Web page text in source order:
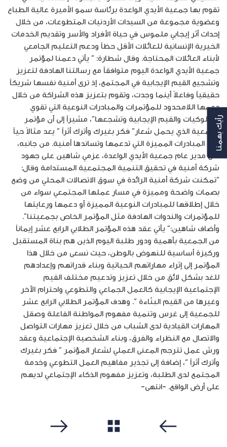
تقوم بها جمعية الأيدي الواعدة برئاسة سمو الأميرة عالية الطباع
وعضوية مجموعة من السيدات الأردنيات المتطوعات، من خلال
إحداث أثر إيجابي ملموس في حياة الأفراد والأسر وتقديم الخدمات
الخيرية الإنسانية للعائلات الأقل حظاً ودعم التعليم الجامعي
لأبناء العائلات المحتاجة. وقال شطارة: ” يأتي دعمنا لمؤتمر
جمعية الأيدي الواعدة اليوم متوافقاً مع رسالتنا الهادفة لتعزيز
وتشجيع القيم الإيجابية في المجتمع، إذ ترى أمنية نفسها شريكاً
حقيقياً وفاعلاً أينما وجدت، وتقوم بتعزيز هذه الشراكة من خلال
دعمها اللامحدود للمؤتمرات والمبادرات النوعية التي تقوي
السلوكيات والقيم الإيجابية وتشجعها”، مشيراً إلى أن مؤتمر
الجمعية الذي يحمل شعار” فكر بغيرك وأترك أثراً ” يعد مثالاً حياً
على المبادرات المميزة التي تدعمها وتساندها أمنية. من جانبه،
أثنى مدير عام جمعية الأيدي الواعدة، عزمي شاهين على جهود
شركة أمنية في تحقيق التنمية المجتمعية المستدامة وقال:
“تمكنت شركة أمنية الرائدة في سوق الاتصالات المحلي من وضع
بصمات واضحة ومميزة في مسار عملها المجتمعي سواء من
خلال إطلاقها للمبادرات النوعية المميزة أو دعمها ورعايتها
للمؤتمرات والندوات الهادفة مثل المؤتمر الخاص بجمعيتنا”.
وأضاف شاهين:” يأتي عقد هذه المؤتمر الطلابي الرابع عشر إيماناً
من الجمعية بأهمية ودور طلبة اليوم الذين هم بناة المستقبل
وركيزة أساسية للنهوض بالوطن، حيث نسعى من خلال هذا
المؤتمر إلى إثراء مهاراتهم الحياتية وبناء قدراتهم وإعدادهم
للغد بشكل لائق من خلال تعزيز وتدعيم مختلف القيم
الإجتماعية الإيجابية كالعمل الجماعي والتطوعي واحترام الآخر
وغيرها من القيم البنّاءة “. وهدف المؤتمر الطلابي الرابع عشر
للجمعية إلى غرس وتنمية مفهوم المواطنة الفاعلة وصقل
المهارات القيادية لدى الشباب من خلال تعزيز مهارات التواصل
والاتصال مع النظراء والفرق، وبناء الشخصية الإجتماعية وعقد
ورش عمل تترجم المعنى العملي لشعار المؤتمر ” فكر بغيرك
وأترك أثراً “، إضافة إلى تجذير مفاهيم العمل التطوعي وخدمة
المجتمع لدى الطلبة، وتعزيز مفهوم الذكاء الإجتماعي لديهم
على أرض الواقع. -انتهى-
رأيك بهمنا